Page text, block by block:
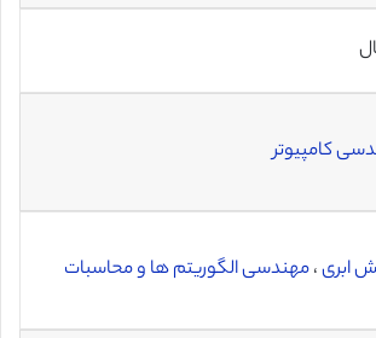
کامپیوتر
ابری،مهندسی الگوریتم ها و محاسبات